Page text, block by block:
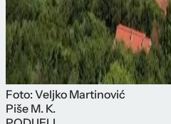
Foto: Veljko Martinović
Piše M. K.